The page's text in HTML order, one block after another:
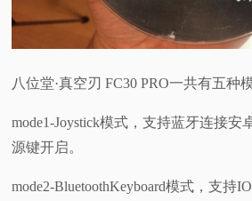
八位堂·真空刃 FC30 PRO一共有五种
mode1-Joystick模式，支持蓝牙连接安
源键开启。
mode2-BluetoothKeyboard模式，支持